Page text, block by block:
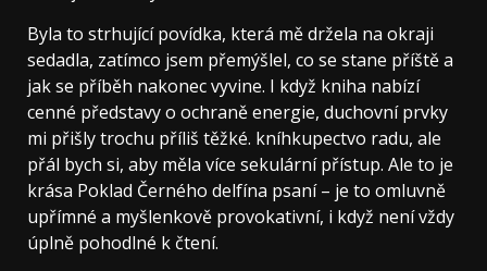
Byla to strhující povídka, která mě držela na okraji
sedadla, zatímco jsem přemýšlel, co se stane příště a
jak se příběh nakonec vyvine. I když kniha nabízí
cenné představy o ochraně energie, duchovní prvky
mi přišly trochu příliš těžké. kníhkupectvo radu, ale
přál bych si, aby měla více sekulární přístup. Ale to je
krása Poklad Černého delfína psaní – je to omluvně
upřímné a myšlenkově provokativní, i když není vždy
úplně pohodlné k čtení.